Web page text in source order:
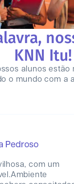
KNN Itu!
alunos estão
o mundo com a
Pedroso
com um